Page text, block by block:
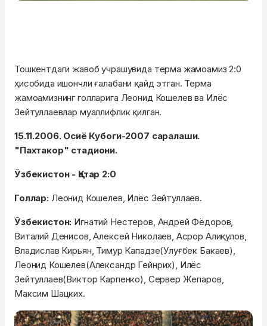
Тошкентдаги жавоб учрашувида терма жамоамиз 2:0
ҳисобида ишончли ғалабани қайд этган. Терма
жамоамизнинг голларига Леонид Кошелев ва Илёс
Зейтуллаевлар муаллифлик қилган.
15.11.2006. Осиё Кубоги-2007 саралаши.
"Пахтакор" стадиони.
Ўзбекистон - Қатар 2:0
Голлар: Леонид Кошелев, Илёс Зейтуллаев.
Ўзбекистон: Игнатий Нестеров, Андрей Фёдоров,
Виталий Денисов, Алексей Николаев, Асрор Алиқулов,
Владислав Кирьян, Тимур Кападзе(Улуғбек Бакаев),
Леонид Кошелев(Александр Гейнрих), Илёс
Зейтуллаев(Виктор Карпенко), Сервер Жепаров,
Максим Шацких.